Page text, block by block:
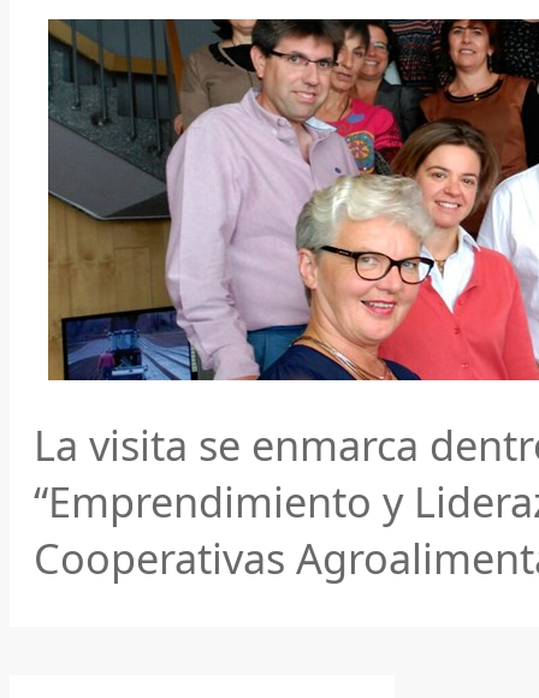
La visita se enmarca
“Emprendimiento y
Cooperativas